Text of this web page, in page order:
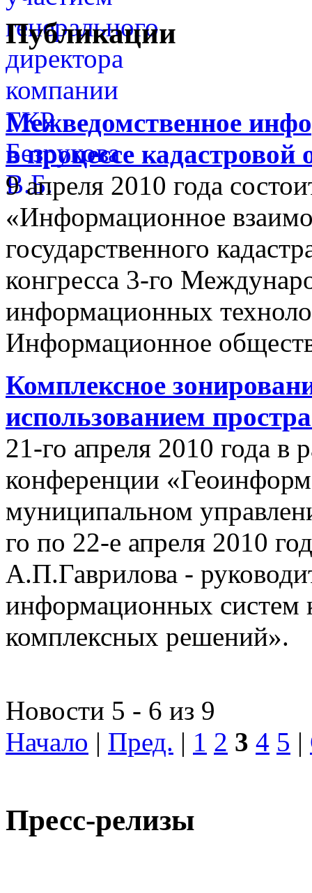
Публикации
Межведомственное
в процессе
9 апреля 2010 года
«Информационное
государственного
конгресса 3-го
информационных
Информационное
Комплексное
использованием
21-го апреля 2010 года в
конференции
муниципальном
го по 22-е апреля 2010
А.П.Гаврилова -
информационных систем
комплексных решений».
Новости 5 - 6 из 9
Начало | Пред. | 1 2 3 4 5 |
Пресс-релизы